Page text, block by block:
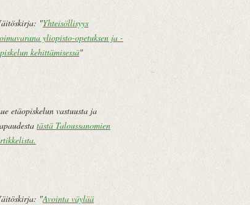
"Yhteisöllisyys
yliopisto-opetuksen ja -
kehittämisessä"
etäopiskelun vastuusta ja
tästä Taloussanomien
.
"Avointa väylää